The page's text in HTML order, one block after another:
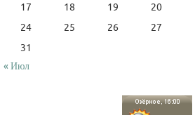
17
18 19 20
24
25 26 27
31
« Июл